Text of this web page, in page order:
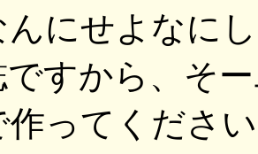
にせよなに
すから、そ
作ってくださ